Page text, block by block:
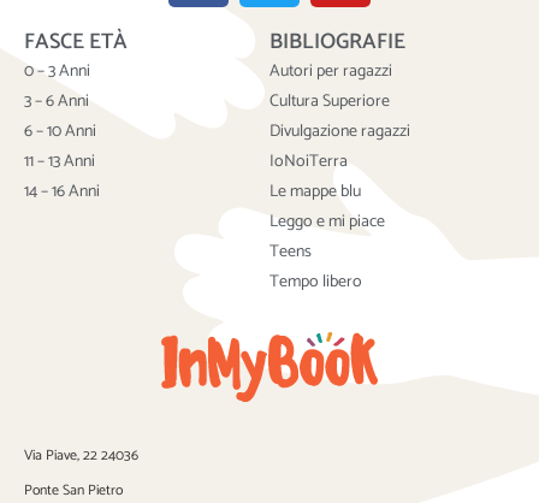
c i
t
t
e
r
u
t
u
b
e
FASCE ETÀ
0 – 3 Anni
3 – 6 Anni
6 – 10 Anni
11 – 13 Anni
14 – 16 Anni
BIBLIOGRAFIE
Autori per ragazzi
Cultura Superiore
Divulgazione ragazzi
IoNoiTerra
Le mappe blu
Leggo e mi piace
Teens
Tempo libero
Via Piave, 22 24036
Ponte San Pietro